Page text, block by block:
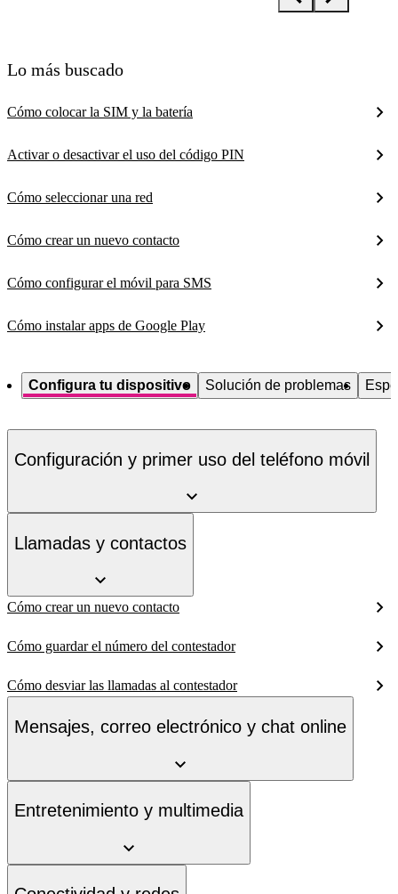
Lo más buscado
Cómo colocar la SIM y la batería
Activar o desactivar el uso del código PIN
Cómo seleccionar una red
Cómo crear un nuevo contacto
Cómo configurar el móvil para SMS
Cómo instalar apps de Google Play
Configura tu dispositivo Solución de problemas
Configuración y primer uso del teléfono móvil
Llamadas y contactos
Cómo crear un nuevo contacto
Cómo guardar el número del contestador
Cómo desviar las llamadas al contestador
Mensajes, correo electrónico y chat online
Entretenimiento y multimedia